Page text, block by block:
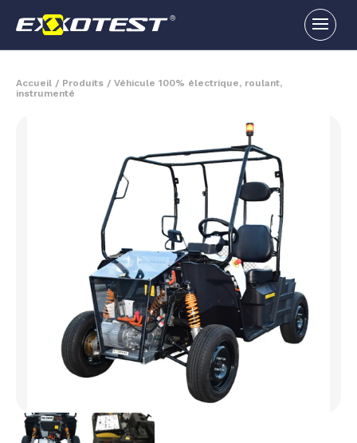
Accueil / Produits / Véhicule 100% électrique, roulant,
instrumenté